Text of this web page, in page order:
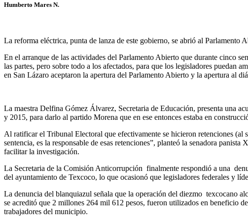
Humberto Mares N.
La reforma eléctrica, punta de lanza de este gobierno, se abrió al Parlamento
En el arranque de las actividades del Parlamento Abierto que durante cinco
las partes, pero sobre todo a los afectados, para que los legisladores puedan
en San Lázaro aceptaron la apertura del Parlamento Abierto y la apertura al
La maestra Delfina Gómez Álvarez, Secretaria de Educación, presenta una
y 2015, para darlo al partido Morena que en ese entonces estaba en
Al ratificar el Tribunal Electoral que efectivamente se hicieron retenciones
sentencia, es la responsable de esas retenciones”, planteó la senadora
facilitar la investigación.
La Secretaria de la Comisión Anticorrupción finalmente respondió a una
del ayuntamiento de Texcoco, lo que ocasionó que legisladores federales y
La denuncia del blanquiazul señala que la operación del diezmo texcocano
se acreditó que 2 millones 264 mil 612 pesos, fueron utilizados en beneficio
trabajadores del municipio.